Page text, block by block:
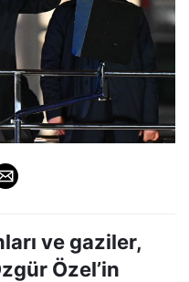
ve gaziler,
Özel’in